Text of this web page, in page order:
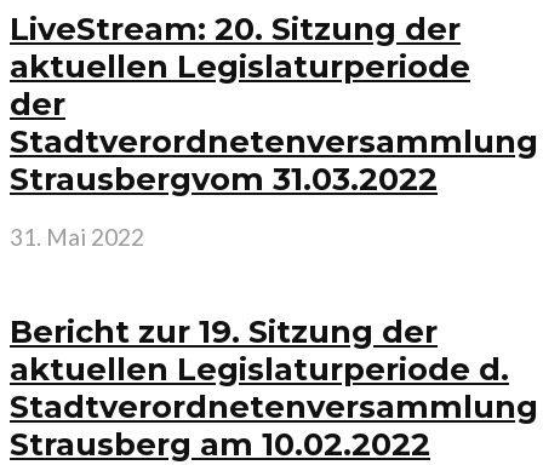
LiveStream: 20. Sitzung der
aktuellen Legislaturperiode
der
Stadtverordnetenversammlung
Strausbergvom 31.03.2022
31. Mai 2022
Bericht zur 19. Sitzung der
aktuellen Legislaturperiode d.
Stadtverordnetenversammlung
Strausberg am 10.02.2022